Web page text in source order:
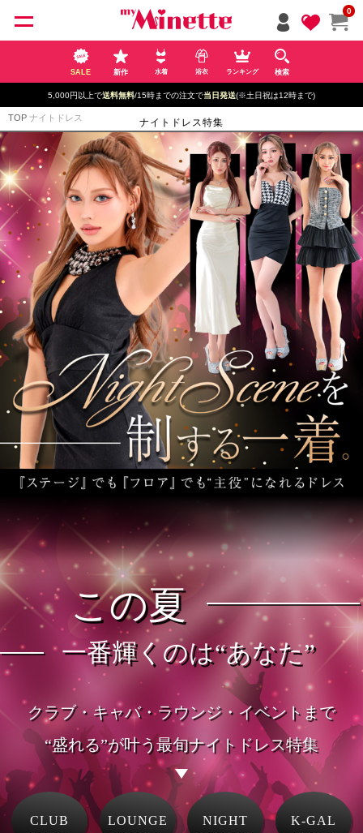
0
SALE 新作 水着 浴衣 ランキング 検索
5,000円以上で送料無料/15時までの注文で当日発送(※土日祝は12時まで)
TOP ナイトドレス ナイトドレス特集
この夏
一番輝くのは“あなた”
クラブ・キャバ・ラウンジ・イベントまで
“盛れる”が叶う最旬ナイトドレス特集
CLUB
LOUNGE
NIGHT
K-GAL
ペー
ジト
ップ